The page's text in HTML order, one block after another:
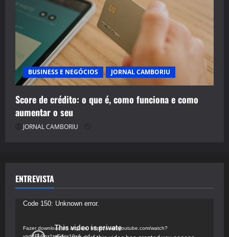
BUSINESS E NEGÓCIOS JORNAL CAMBORIU
Score de crédito: o que é, como funciona e como
aumentar o seu
JORNAL CAMBORIU
ENTREVISTA
Tocador
vídeo
Code 150: Unknown error.
Fazer download do arquivo: https://www.youtube.com/watch?